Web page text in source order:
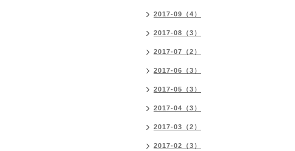
2017-09（4）
2017-08（3）
2017-07（2）
2017-06（3）
2017-05（3）
2017-04（3）
2017-03（2）
2017-02（3）